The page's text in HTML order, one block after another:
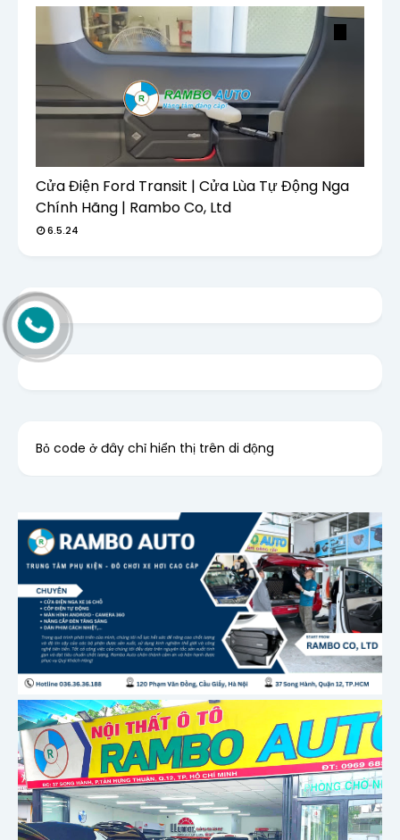
Cửa Điện Ford Transit | Cửa Lùa Tự Động Nga
Chính Hãng | Rambo Co, Ltd
6.5.24
Bỏ code ở đây chỉ hiển thị trên di động